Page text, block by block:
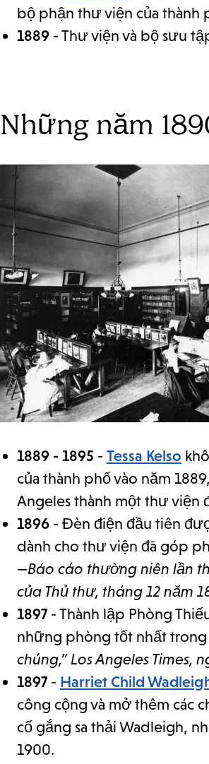
bộ phận thư viện của thành
1889 - Thư viện và bộ sưu
Những năm
1889 - 1895 - Tessa Kelso
của thành phố vào năm
Angeles thành một thư viện
1896 - Đèn điện đầu tiên
dành cho thư viện đã góp
—Báo cáo thường niên lần
của Thủ thư, tháng 12 năm
1897 - Thành lập Phòng
những phòng tốt nhất trong
chúng,” Los Angeles Times,
1897 - Harriet Child
công cộng và mở thêm các
cố gắng sa thải Wadleigh,
1900.